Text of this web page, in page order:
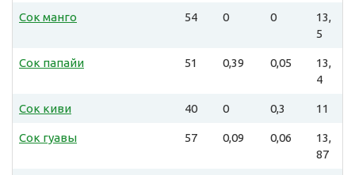
Сок манго 54 0 0
13,
5
Сок папайи 51 0,39 0,05
13,
4
Сок киви 40 0 0,3 11
Сок гуавы 57 0,09 0,06
13,
87